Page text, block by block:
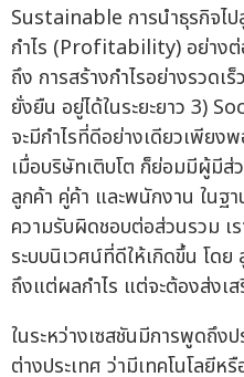
Sustainable การนำธุรกิจไ
กำไร (Profitability) อย่างต่
ถึง การสร้างกำไรอย่างรวดเ
ยั่งยืน อยู่ได้ในระยะยาว 3)
จะมีกำไรที่ดีอย่างเดียวเพียง
เมื่อบริษัทเติบโต ก็ย่อมมีผู้มี
ลูกค้า คู่ค้า และพนักงาน ในฐ
ความรับผิดชอบต่อส่วนรวม เ
ระบบนิเวศน์ที่ดีให้เกิดขึ้น โดย
ถึงแต่ผลกำไร แต่จะต้องส่ง
ในระหว่างเซสชันมีการพูดถึง
ต่างประเทศ ว่ามีเทคโนโลยีห